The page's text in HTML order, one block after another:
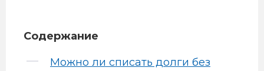
Содержание
Можно ли списать долги без